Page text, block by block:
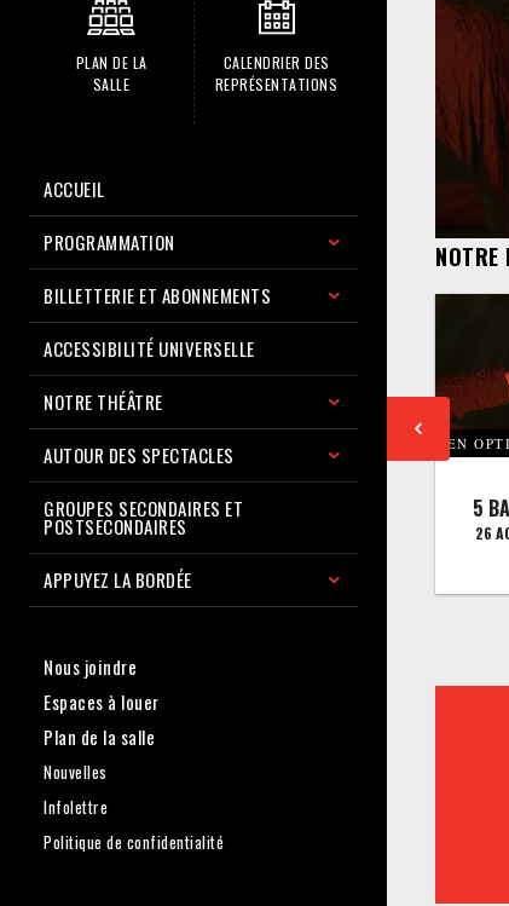
PLAN DE LA
SALLE
CALENDRIER DES
REPRÉSENTATIONS
ACCUEIL
PROGRAMMATION
BILLETTERIE ET ABONNEMENTS
ACCESSIBILITÉ UNIVERSELLE
NOTRE THÉÂTRE
AUTOUR DES SPECTACLES
GROUPES SECONDAIRES ET
POSTSECONDAIRES
APPUYEZ LA BORDÉE
Nous joindre
Espaces à louer
Plan de la salle
Nouvelles
Infolettre
Politique de confidentialité
NOTRE
EN
5
26